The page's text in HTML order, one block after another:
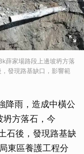
薛家場路段上邊坡坍方落
發現路基缺口，影響範
降雨，造成中橫公
方落石，今
石後，發現路基缺
東區養護工程分